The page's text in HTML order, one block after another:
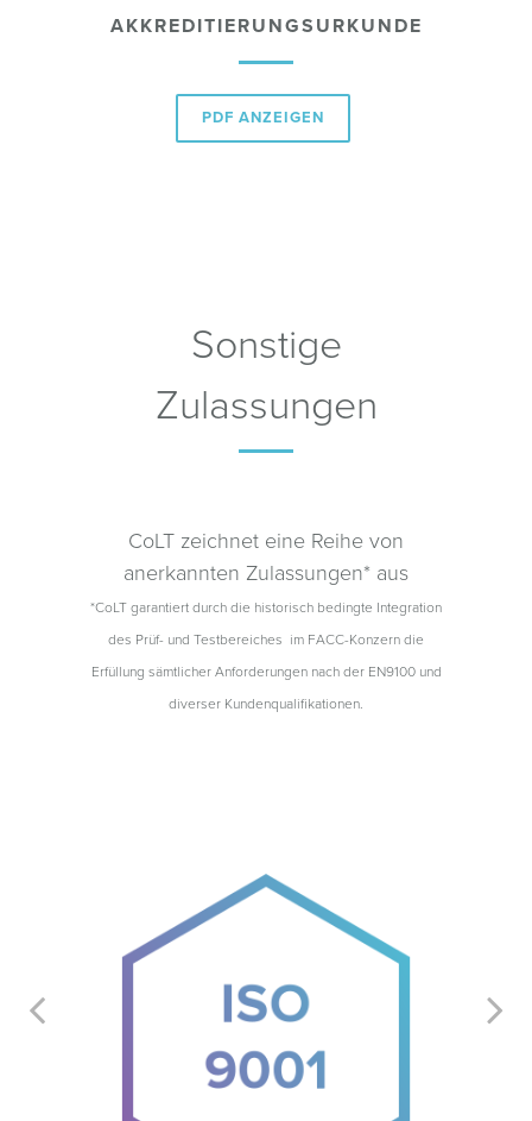
AKKREDITIERUNGSURKUNDE
PDF ANZEIGEN
Sonstige
Zulassungen
CoLT zeichnet eine Reihe von
anerkannten Zulassungen* aus
*CoLT garantiert durch die historisch bedingte Integration
des Prüf- und Testbereiches im FACC-Konzern die
Erfüllung sämtlicher Anforderungen nach der EN9100 und
diverser Kundenqualifikationen.